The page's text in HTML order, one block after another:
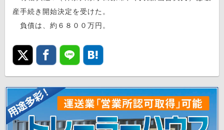
産手続き開始決定を受けた。
負債は、約６８００万円。